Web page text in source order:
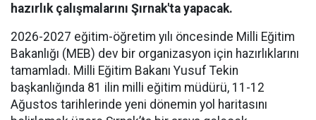
hazırlık çalışmalarını Şırnak'ta yapacak.
​2026-2027 eğitim-öğretim yılı öncesinde Milli Eğitim
Bakanlığı (MEB) dev bir organizasyon için hazırlıklarını
tamamladı. Milli Eğitim Bakanı Yusuf Tekin
başkanlığında 81 ilin milli eğitim müdürü, 11-12
Ağustos tarihlerinde yeni dönemin yol haritasını